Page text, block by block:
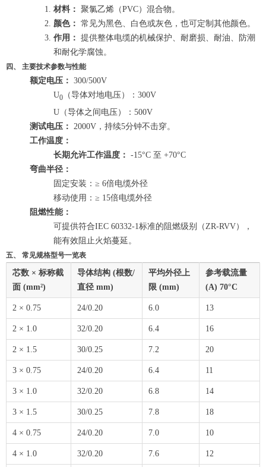
材料： 聚氯乙烯（PVC）混合物。
颜色： 常见为黑色、白色或灰色，也可定制其他颜色。
作用： 提供整体电缆的机械保护、耐磨损、耐油、防潮
和耐化学腐蚀。
四、 主要技术参数与性能
额定电压： 300/500V
U0 （导体对地电压）：300V
U（导体之间电压）：500V
测试电压：
2000V，持续5分钟不击穿。
工作温度：
长期允许工作温度： -15°C 至 +70°C
弯曲半径：
固定安装：≥ 6倍电缆外径
移动使用：≥ 15倍电缆外径
阻燃性能：
可提供符合IEC 60332-1标准的阻燃级别（ZR-RVV），
能有效阻止火焰蔓延。
五、 常见规格型号一览表
芯数 × 标称截
面 (mm²)
导体结构 (根数/
直径 mm)
平均外径上
限 (mm)
参考载流量
(A) 70°C
2 × 0.75 24/0.20 6.0 13
2 × 1.0 32/0.20 6.4 16
2 × 1.5 30/0.25 7.2 20
3 × 0.75 24/0.20 6.4 11
3 × 1.0 32/0.20 6.8 14
3 × 1.5 30/0.25 7.8 18
4 × 0.75 24/0.20 7.0 10
4 × 1.0 32/0.20 7.6 12